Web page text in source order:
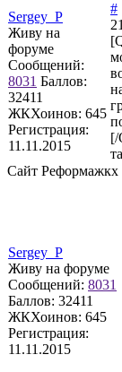
Sergey_P
Живу на
форуме
Сообщений:
8031 Баллов:
32411
ЖКХоинов: 645
Регистрация:
11.11.2015
#
[/
Сайт Реформажкх
Sergey_P
Живу на форуме
Сообщений: 8031
Баллов: 32411
ЖКХоинов: 645
Регистрация:
11.11.2015